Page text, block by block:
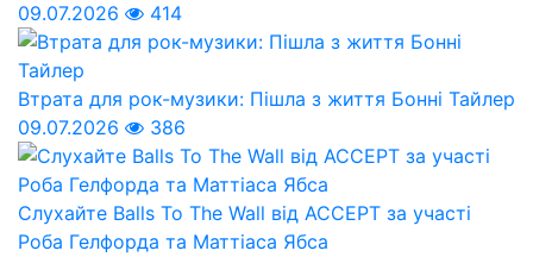
09.07.2026 414
Втрата для рок-музики: Пішла з життя Бонні Тайлер
09.07.2026
386
Слухайте Balls To The Wall від ACCEPT за участі
Роба Гелфорда та Маттіаса Ябса